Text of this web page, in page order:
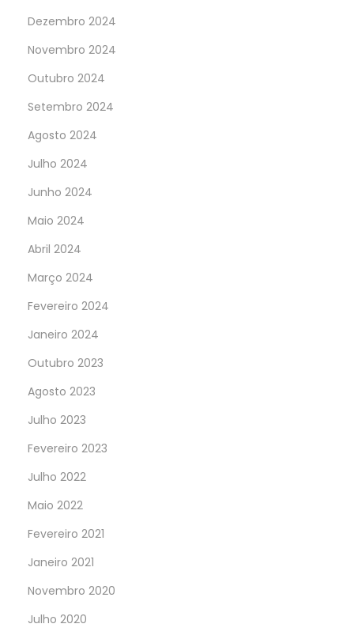
Dezembro 2024
Novembro 2024
Outubro 2024
Setembro 2024
Agosto 2024
Julho 2024
Junho 2024
Maio 2024
Abril 2024
Março 2024
Fevereiro 2024
Janeiro 2024
Outubro 2023
Agosto 2023
Julho 2023
Fevereiro 2023
Julho 2022
Maio 2022
Fevereiro 2021
Janeiro 2021
Novembro 2020
Julho 2020